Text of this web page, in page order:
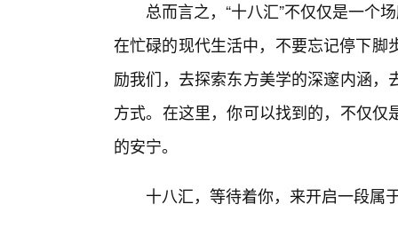
总而言之，“十八汇”不仅仅是一个
在忙碌的现代生活中，不要忘记停下
励我们，去探索东方美学的深邃内涵
方式。在这里，你可以找到的，不仅
的安宁。
十八汇，等待着你，来开启一段属